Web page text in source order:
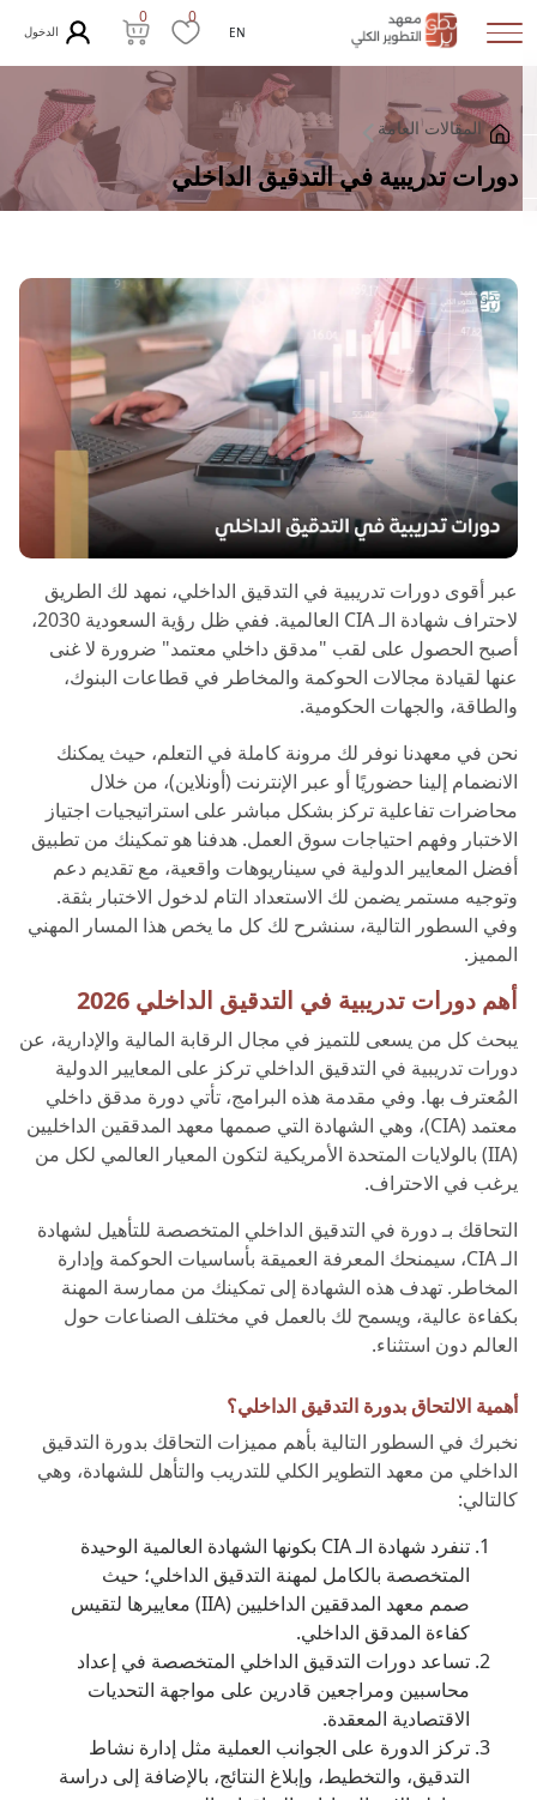
EN
0
0
الدخول
المقالات العامة
دورات تدريبية في التدقيق الداخلي
عبر أقوى دورات تدريبية في التدقيق الداخلي، نمهد لك الطريق
لاحتراف شهادة الـ CIA العالمية. ففي ظل رؤية السعودية 2030،
أصبح الحصول على لقب "مدقق داخلي معتمد" ضرورة لا غنى
عنها لقيادة مجالات الحوكمة والمخاطر في قطاعات البنوك،
والطاقة، والجهات الحكومية.
نحن في معهدنا نوفر لك مرونة كاملة في التعلم، حيث يمكنك
الانضمام إلينا حضوريًا أو عبر الإنترنت (أونلاين)، من خلال
محاضرات تفاعلية تركز بشكل مباشر على استراتيجيات اجتياز
الاختبار وفهم احتياجات سوق العمل. هدفنا هو تمكينك من تطبيق
أفضل المعايير الدولية في سيناريوهات واقعية، مع تقديم دعم
وتوجيه مستمر يضمن لك الاستعداد التام لدخول الاختبار بثقة.
وفي السطور التالية، سنشرح لك كل ما يخص هذا المسار المهني
المميز.
أهم دورات تدريبية في التدقيق الداخلي 2026
يبحث كل من يسعى للتميز في مجال الرقابة المالية والإدارية، عن
دورات تدريبية في التدقيق الداخلي تركز على المعايير الدولية
المُعترف بها. وفي مقدمة هذه البرامج، تأتي دورة مدقق داخلي
معتمد (CIA)، وهي الشهادة التي صممها معهد المدققين الداخليين
(IIA) بالولايات المتحدة الأمريكية لتكون المعيار العالمي لكل من
يرغب في الاحتراف.
التحاقك بـ دورة في التدقيق الداخلي المتخصصة للتأهيل لشهادة
الـ CIA، سيمنحك المعرفة العميقة بأساسيات الحوكمة وإدارة
المخاطر. تهدف هذه الشهادة إلى تمكينك من ممارسة المهنة
بكفاءة عالية، ويسمح لك بالعمل في مختلف الصناعات حول
العالم دون استثناء.
أهمية الالتحاق بدورة التدقيق الداخلي؟
نخبرك في السطور التالية بأهم مميزات التحاقك بدورة التدقيق
الداخلي من معهد التطوير الكلي للتدريب والتأهل للشهادة، وهي
كالتالي:
تنفرد شهادة الـ CIA بكونها الشهادة العالمية الوحيدة
المتخصصة بالكامل لمهنة التدقيق الداخلي؛ حيث
صمم معهد المدققين الداخليين (IIA) معاييرها لتقيس
كفاءة المدقق الداخلي.
تساعد دورات التدقيق الداخلي المتخصصة في إعداد
محاسبين ومراجعين قادرين على مواجهة التحديات
الاقتصادية المعقدة.
تركز الدورة على الجوانب العملية مثل إدارة نشاط
التدقيق، والتخطيط، وإبلاغ النتائج، بالإضافة إلى دراسة